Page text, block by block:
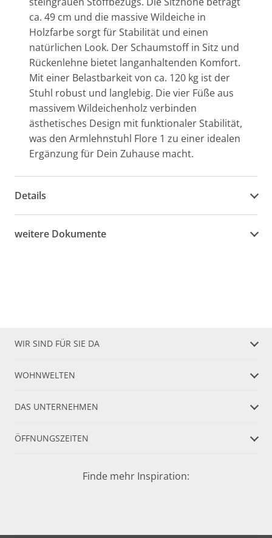
ca. 49 cm und die massive Wildeiche in
Holzfarbe sorgt für Stabilität und einen
natürlichen Look. Der Schaumstoff in Sitz und
Rückenlehne bietet langanhaltenden Komfort.
Mit einer Belastbarkeit von ca. 120 kg ist der
Stuhl robust und langlebig. Die vier Füße aus
massivem Wildeichenholz verbinden
ästhetisches Design mit funktionaler Stabilität,
was den Armlehnstuhl Flore 1 zu einer idealen
Ergänzung für Dein Zuhause macht.
Details
weitere Dokumente
WIR SIND FÜR SIE DA
WOHNWELTEN
DAS UNTERNEHMEN
ÖFFNUNGSZEITEN
Finde mehr Inspiration: